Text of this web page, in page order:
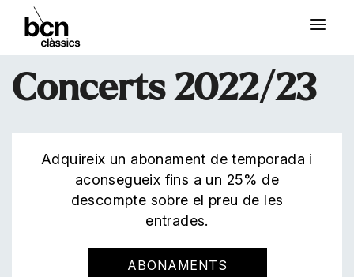
Concerts 2022/23
Adquireix un abonament de temporada i
aconsegueix fins a un 25% de
descompte sobre el preu de les
entrades.
ABONAMENTS